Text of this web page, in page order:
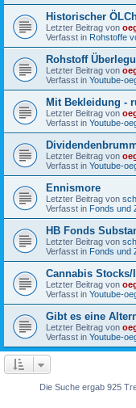
Historischer
Letzter Beitrag von
Verfasst in Rohstoffe
Rohstoff
Letzter Beitrag von
Verfasst in Youtube-
Mit Bekleidung -
Letzter Beitrag von
Verfasst in Youtube-
Letzter Beitrag von
Verfasst in Youtube-
Ennismore
Letzter Beitrag von
Verfasst in Fonds und
HB Fonds
Letzter Beitrag von
Verfasst in Fonds und
Cannabis Stocks/
Letzter Beitrag von
Verfasst in Youtube-
Gibt es eine
Letzter Beitrag von
Verfasst in Youtube-
Die Suche ergab 925